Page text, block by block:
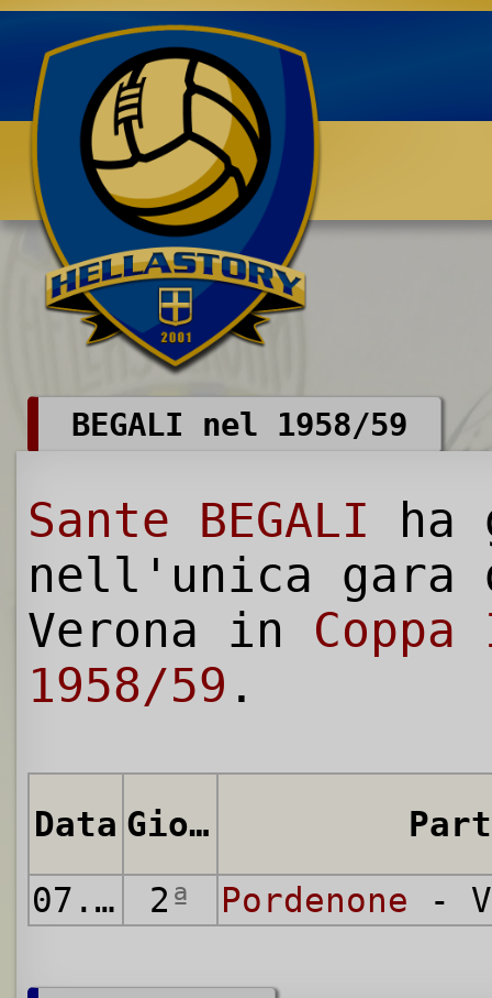
Benvenuti su HELLASTORY.net
BEGALI nel 1958/59
Sante BEGALI ha
nell'unica gara
Verona in
1958/59 .
Data Giornata
07.09.1958
2ª Pordenone -